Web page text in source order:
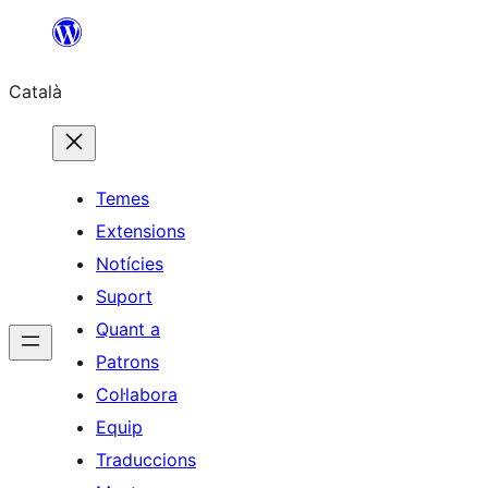
contingut
Català
Temes
Extensions
Notícies
Suport
Quant a
Patrons
Col·labora
Equip
Traduccions